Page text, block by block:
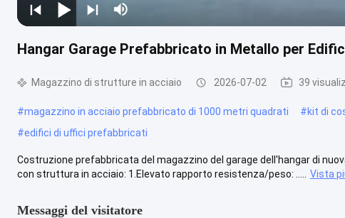
Hangar Garage Prefabbricato in Metallo per
Magazzino di strutture in acciaio 2026-07-02 39
#magazzino in acciaio prefabbricato di 1000 metri quadrati #kit di
#edifici di uffici prefabbricati
Costruzione prefabbricata del magazzino del garage dell'hangar di
con struttura in acciaio: 1.Elevato rapporto resistenza/peso: .....
Vista
Messaggi del visitatore